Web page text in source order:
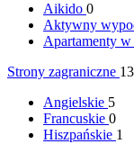
Aikido 0
Aktywny
Apartamenty
Strony zagraniczne 13
Angielskie 5
Francuskie 0
Hiszpańskie 1